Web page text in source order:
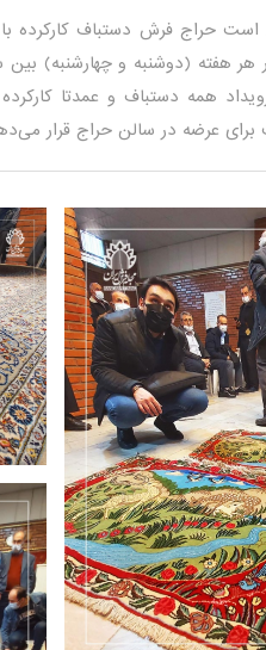
همه دستباف و عمدتا
عرضه در سالن حراج قرار